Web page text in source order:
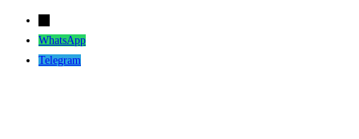
WhatsApp
Telegram